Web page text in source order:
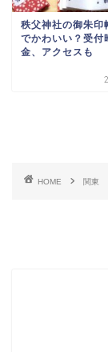
秩父神社の御朱印
でかわいい？受付
金、アクセスも
HOME 関東